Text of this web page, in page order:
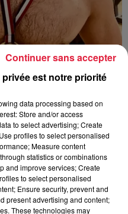
: 10 mai 2021 à 10h39
est notre priorité
data processing based on
Store and/or access
to select advertising; Create
profiles to select personalised
Measure content
statistics or combinations
and improve services; Create
to select personalised
Ensure security, prevent and
present advertising and content;
These technologies may
Continuer sans accepter